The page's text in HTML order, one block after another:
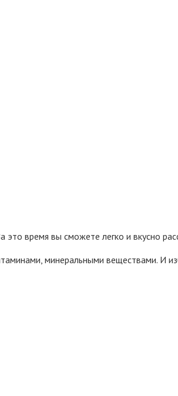
время вы сможете легко и вкусно
минеральными веществами. И